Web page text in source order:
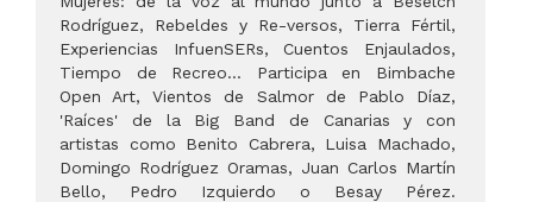
Rodríguez, Rebeldes y Re-versos, Tierra Fértil,
Experiencias InfuenSERs, Cuentos Enjaulados,
Tiempo de Recreo... Participa en Bimbache
Open Art, Vientos de Salmor de Pablo Díaz,
'Raíces' de la Big Band de Canarias y con
artistas como Benito Cabrera, Luisa Machado,
Domingo Rodríguez Oramas, Juan Carlos Martín
Bello, Pedro Izquierdo o Besay Pérez.